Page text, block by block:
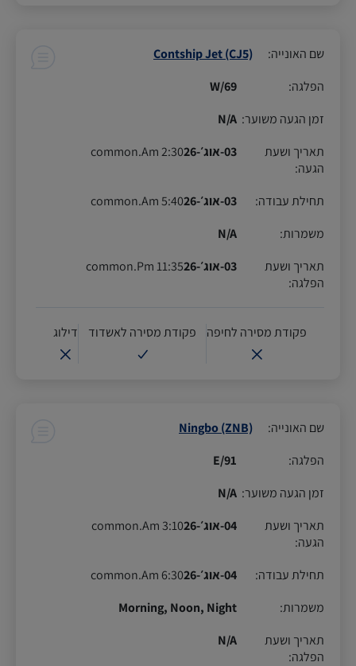
שם האונייה:
Contship Jet (CJ5)
הפלגה:
69/W
זמן הגעה משוער:
N/A
תאריך ושעת
הגעה:
03-אוג׳-26 2:30 common.Am
תחילת עבודה: 03-אוג׳-26
5:40 common.Am
משמרות:
N/A
תאריך ושעת
הפלגה:
03-אוג׳-26 11:35 common.Pm
פקודת מסירה לחיפה פקודת מסירה לאשדוד דילוג
שם האונייה:
Ningbo (ZNB)
הפלגה:
91/E
זמן הגעה משוער:
N/A
תאריך ושעת
הגעה:
04-אוג׳-26 3:10 common.Am
תחילת עבודה: 04-אוג׳-26
6:30 common.Am
משמרות:
Morning, Noon, Night
תאריך ושעת
הפלגה:
N/A